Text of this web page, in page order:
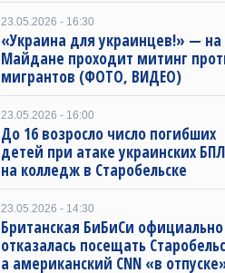
23.05.2026 - 16:30
«Украина для украинцев!» — на
Майдане проходит митинг
мигрантов (ФОТО, ВИДЕО)
23.05.2026 - 16:00
До 16 возросло число погибших
детей при атаке украинских
на колледж в Старобельске
23.05.2026 - 14:30
Британская БиБиСи официально
отказалась посещать
а американский CNN «в